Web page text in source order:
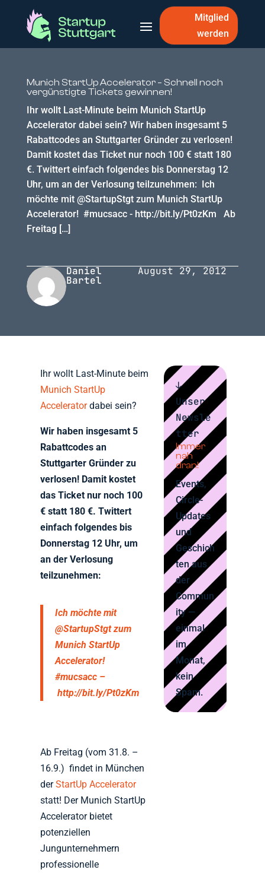
Mitglied
werden
Munich StartUp Accelerator – Schnell noch
vergünstigte Tickets gewinnen!
Ihr wollt Last-Minute beim Munich StartUp
Accelerator dabei sein? Wir haben insgesamt 5
Rabattcodes an Stuttgarter Gründer zu verlosen!
Damit kostet das Ticket nur noch 100 € statt 180
€. Twittert einfach folgendes bis Donnerstag 12
Uhr, um an der Verlosung teilzunehmen: Ich
möchte mit @StartupStgt zum Munich StartUp
Accelerator! #mucsacc - http://bit.ly/Pt0zKm Ab
Freitag […]
Daniel
Bartel
August 29, 2012
Ihr wollt Last-Minute beim
Munich StartUp
Acceleratordabei sein?
Wir haben insgesamt 5
Rabattcodes an
Stuttgarter Gründer zu
verlosen! Damit kostet
das Ticket nur noch 100
€ statt 180 €. Twittert
einfach folgendes bis
Donnerstag 12 Uhr, um
an der Verlosung
teilzunehmen:
Ich möchte mit
@StartupStgt zum
Munich StartUp
Accelerator!
#mucsacc –
http://bit.ly/Pt0zKm
Ab Freitag (vom 31.8. –
16.9.) findet in München
derStartUp Accelerator
statt! Der Munich StartUp
Accelerator bietet
potenziellen
Jungunternehmern
professionelle
↓
Unser
Newsle
tter
Immer
nah
dran!
Events,
Circle-
Updates
und
Geschich
ten aus
der
Commun
ity —
einmal
im
Monat,
kein
Spam.